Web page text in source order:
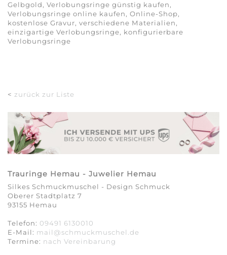
Gelbgold, Verlobungsringe günstig kaufen,
Verlobungsringe online kaufen, Online-Shop,
kostenlose Gravur, verschiedene Materialien,
einzigartige Verlobungsringe, konfigurierbare
Verlobungsringe
< zurück zur Liste
Trauringe Hemau - Juwelier Hemau
Silkes Schmuckmuschel - Design Schmuck
Oberer Stadtplatz 7
93155 Hemau
Telefon: 09491 6130010
E-Mail: mail@schmuckmuschel.de
Termine: nach Vereinbarung​​​​​​​